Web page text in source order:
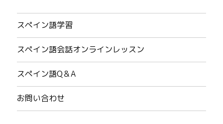
スペイン語学習
スペイン語会話オンラインレッスン
スペイン語Q＆A
お問い合わせ